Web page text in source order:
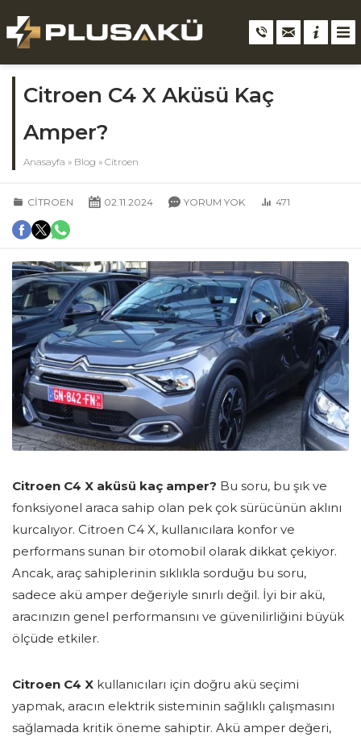
Citroen C4 X Aküsü Kaç
Amper?
Anasayfa » Blog » Citroen
CITROEN 02.11.2024 YORUM YOK 471
Citroen C4 X aküsü kaç amper? Bu soru, bu şık ve
fonksiyonel araca sahip olan pek çok sürücünün aklını
kurcalıyor. Citroen C4 X, kullanıcılara konfor ve
performans sunan bir otomobil olarak dikkat çekiyor.
Ancak, araç sahiplerinin sıklıkla sorduğu bu soru,
sadece akü amper değeriyle sınırlı değil. İyi bir akü,
aracınızın genel performansını ve güvenilirliğini büyük
ölçüde etkiler.
Citroen C4 X kullanıcıları için doğru akü seçimi
yapmak, aracın elektrik sisteminin sağlıklı çalışmasını
sağlamada kritik öneme sahiptir. Akü amper değeri,